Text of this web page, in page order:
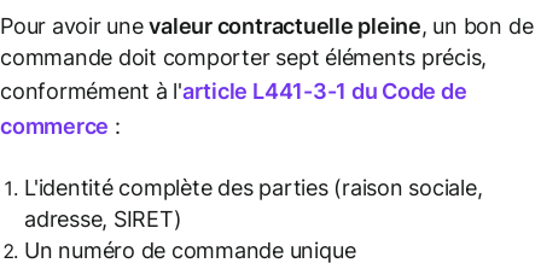
Pour avoir unevaleur contractuelle pleine, un bon de
commande doit comporter sept éléments précis,
conformément à l'article L441-3-1 du Code de
commerce :
L'identité complète des parties (raison sociale,
adresse, SIRET)
Un numéro de commande unique